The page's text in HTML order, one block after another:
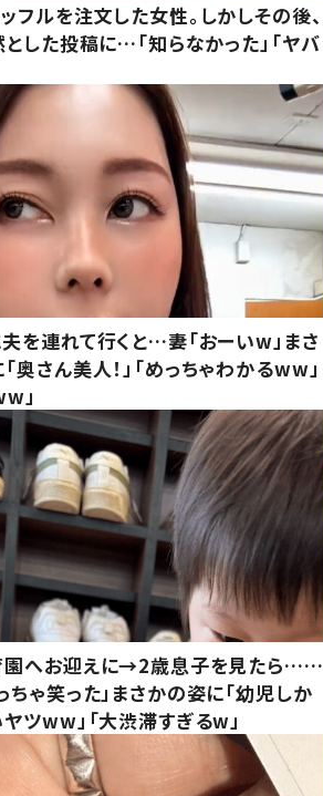
フルを注文した女性。しかしその後、
した投稿に…「知らなかった」「ヤバ
を連れて行くと…妻「おーいw」まさ
奥さん美人！」「めっちゃわかるww」
」
園へお迎えに→2歳息子を見たら……
ちゃ笑った」まさかの姿に「幼児しか
ツww」「大渋滞すぎるw」